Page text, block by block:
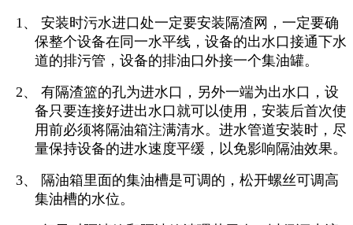
1、 安装时污水进口处一定要安装隔渣网，一定要确
保整个设备在同一水平线，设备的出水口接通下水
道的排污管，设备的排油口外接一个集油罐。
2、 有隔渣篮的孔为进水口，另外一端为出水口，设
备只要连接好进出水口就可以使用，安装后首次使
用前必须将隔油箱注满清水。进水管道安装时，尽
量保持设备的进水速度平缓，以免影响隔油效果。
3、 隔油箱里面的集油槽是可调的，松开螺丝可调高
集油槽的水位。